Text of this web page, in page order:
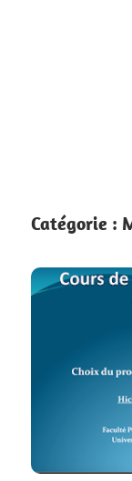
Catégorie :